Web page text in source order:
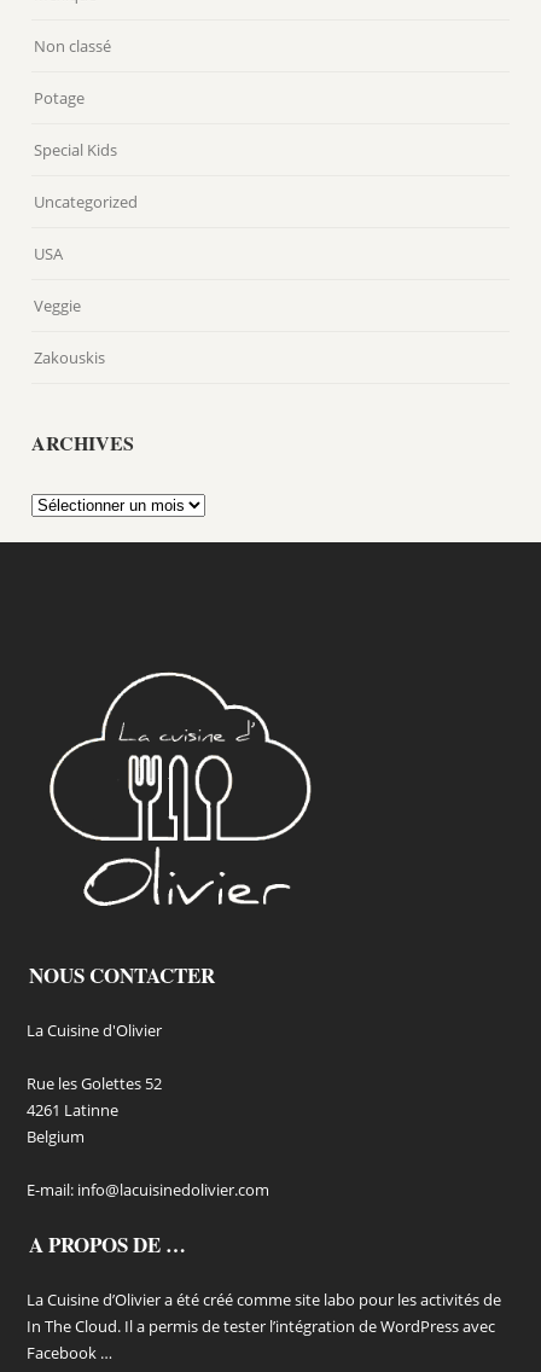
Non classé
Potage
Special Kids
Uncategorized
USA
Veggie
Zakouskis
ARCHIVES
Archives
NOUS CONTACTER
La Cuisine d'Olivier
Rue les Golettes 52
4261 Latinne
Belgium
E-mail: info@lacuisinedolivier.com
A PROPOS DE …
La Cuisine d’Olivier a été créé comme site labo pour les activités de
In The Cloud. Il a permis de tester l’intégration de WordPress avec
Facebook …